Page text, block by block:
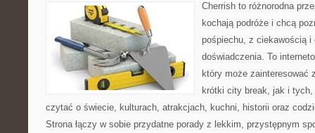
Cherrish to różnorodna
kochają podróże i chcą
pośpiechu, z ciekawością i
doświadczenia. To
który może zainteresować
krótki city break, jak i
czytać o świecie, kulturach, atrakcjach, kuchni, historii oraz
Strona łączy w sobie przydatne porady z lekkim, przystępnym